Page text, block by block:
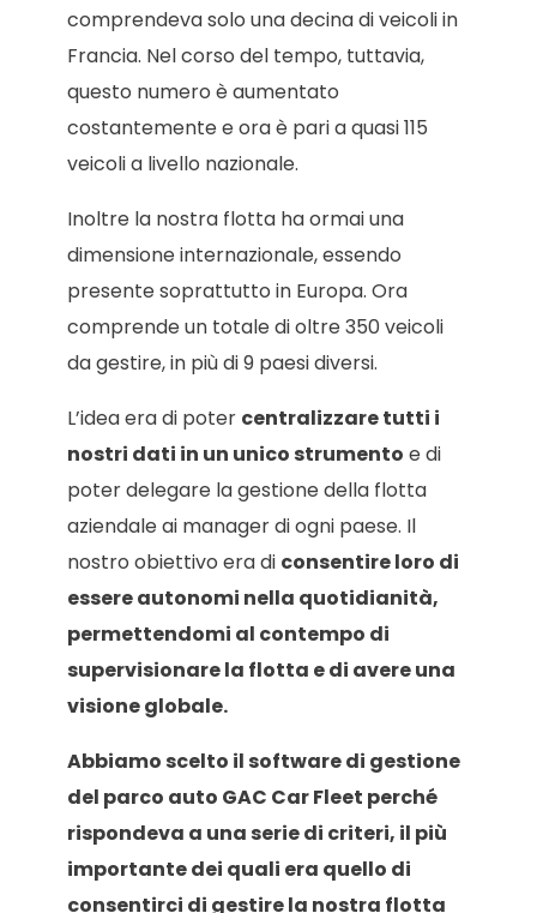
comprendeva solo una decina di veicoli in
Francia. Nel corso del tempo, tuttavia,
questo numero è aumentato
costantemente e ora è pari a quasi 115
veicoli a livello nazionale.
Inoltre la nostra flotta ha ormai una
dimensione internazionale, essendo
presente soprattutto in Europa. Ora
comprende un totale di oltre 350 veicoli
da gestire, in più di 9 paesi diversi.
L’idea era di poter centralizzare tutti i
nostri dati in un unico strumento e di
poter delegare la gestione della flotta
aziendale ai manager di ogni paese. Il
nostro obiettivo era di consentire loro di
essere autonomi nella quotidianità,
permettendomi al contempo di
supervisionare la flotta e di avere una
visione globale.
Abbiamo scelto il software di gestione
del parco auto GAC Car Fleet perché
rispondeva a una serie di criteri, il più
importante dei quali era quello di
consentirci di gestire la nostra flotta